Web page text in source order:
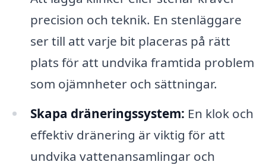
precision och teknik. En stenläggare
ser till att varje bit placeras på rätt
plats för att undvika framtida problem
som ojämnheter och sättningar.
Skapa dräneringssystem: En klok och
effektiv dränering är viktig för att
undvika vattenansamlingar och